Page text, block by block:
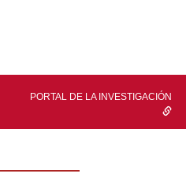
PORTAL DE LA INVESTIGACIÓN